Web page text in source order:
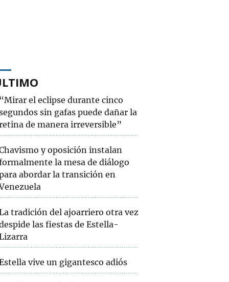
el eclipse durante cinco
sin gafas puede dañar la
de manera irreversible”
y oposición instalan
la mesa de diálogo
abordar la transición en
tradición del ajoarriero otra vez
las fiestas de Estella-
vive un gigantesco adiós